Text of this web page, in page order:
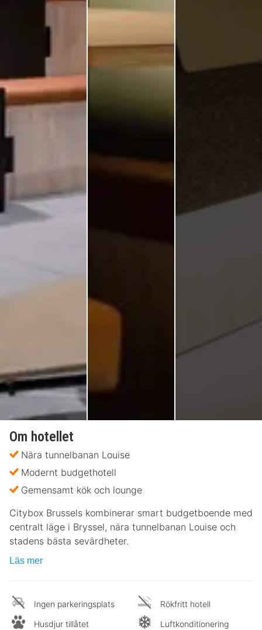
Om hotellet
Nära tunnelbanan Louise
Modernt budgethotell
Gemensamt kök och lounge
Citybox Brussels kombinerar smart budgetboende med
centralt läge i Bryssel, nära tunnelbanan Louise och
stadens bästa sevärdheter.
Läs mer
Ingen parkeringsplats
Husdjur tillåtet
Rökfritt hotell
Luftkonditionering